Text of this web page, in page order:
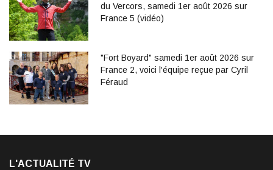
du Vercors, samedi 1er août 2026 sur
France 5 (vidéo)
"Fort Boyard" samedi 1er août 2026 sur
France 2, voici l'équipe reçue par Cyril
Féraud
L'ACTUALITÉ TV